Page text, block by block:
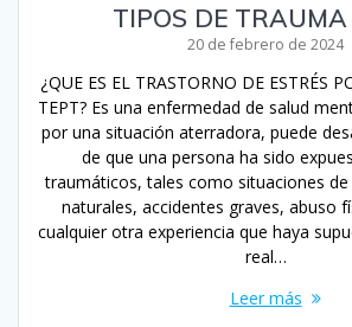
TIPOS DE
20 de febrero de 2024
¿QUE ES EL TRASTORNO DE ESTRÉS
TEPT? Es una enfermedad de salud
por una situación aterradora, puede
de que una persona ha sido
traumáticos, tales como situaciones
naturales, accidentes graves, abuso
cualquier otra experiencia que haya
real…
Leer más